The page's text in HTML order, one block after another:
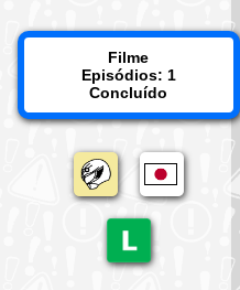
Filme
Episódios: 1
Concluído